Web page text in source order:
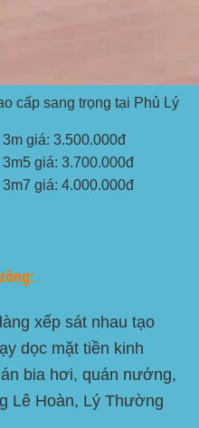
cấp sang trọng tại Phủ Lý
giá: 3.500.000đ
giá: 3.700.000đ
giá: 4.000.000đ
xếp sát nhau tạo
dọc mặt tiền kinh
bia hơi, quán nướng,
Lê Hoàn, Lý Thường